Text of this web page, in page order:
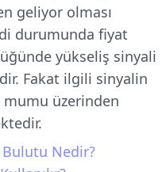
geliyor olması
durumunda fiyat
yükseliş sinyali
Fakat ilgili sinyalin
üzerinden
Nedir?